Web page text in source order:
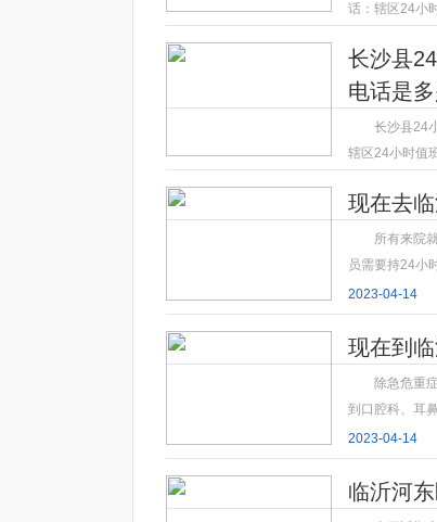
话：辖区24小
长沙县
电话是
长沙县24
辖区24小时值
现在去
所有来院
员需要持24小
2023-04-14
现在到
除急危重
到口腔科、耳
2023-04-14
临沂河